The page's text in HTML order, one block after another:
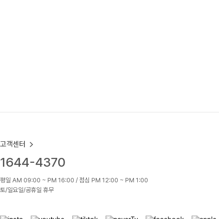
고객센터
1644-4370
평일 AM 09:00 ~ PM 16:00 / 점심 PM 12:00 ~ PM 1:00
토/일요일/공휴일 휴무